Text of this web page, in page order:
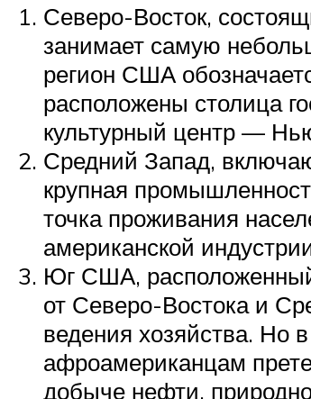
Северо-Восток,
занимает самую
регион США
расположены столица
культурный центр —
Средний Запад,
крупная
точка проживания
американской
Юг США, расположенный
от Северо-Востока и
ведения хозяйства. Но
афроамериканцам
добыче нефти,